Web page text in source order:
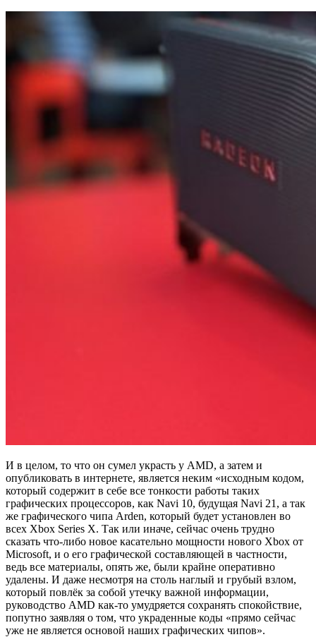
И в целом, то что он сумел украсть у AMD, а затем и
опубликовать в интернете, является неким «исходным кодом,
который содержит в себе все тонкости работы таких
графических процессоров, как Navi 10, будущая Navi 21, а так
же графического чипа Arden, который будет установлен во
всех Xbox Series X. Так или иначе, сейчас очень трудно
сказать что-либо новое касательно мощности нового Xbox от
Microsoft, и о его графической составляющей в частности,
ведь все материалы, опять же, были крайне оперативно
удалены. И даже несмотря на столь наглый и грубый взлом,
который повлёк за собой утечку важной информации,
руководство AMD как-то умудряется сохранять спокойствие,
попутно заявляя о том, что украденные коды «прямо сейчас
уже не является основой наших графических чипов».